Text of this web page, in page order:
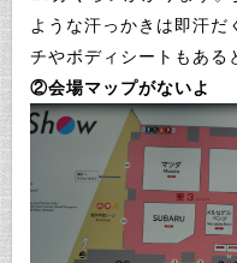
ような汗っかきは即汗だ
②会場マップがないよ